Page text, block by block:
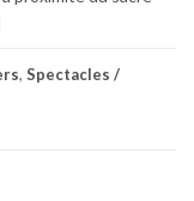
, Spectacles /